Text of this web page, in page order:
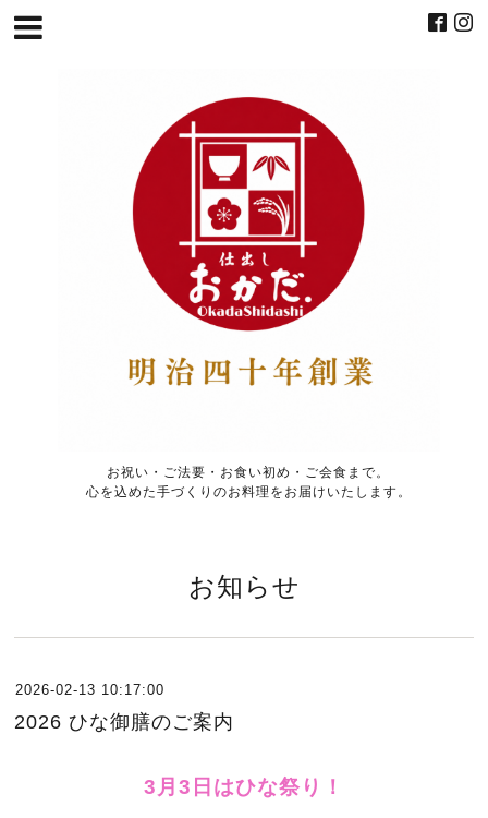
お祝い・ご法要・お食い初め・ご会食まで。
心を込めた手づくりのお料理をお届けいたします。
お知らせ
2026-02-13 10:17:00
2026 ひな御膳のご案内
3月3日はひな祭り！